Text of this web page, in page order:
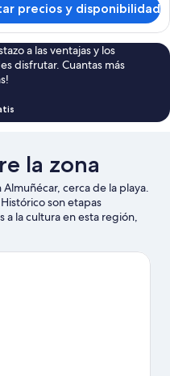
precios y disponibilidad
a las ventajas y los
disfrutar. Cuantas más
la zona
cerca de la playa.
son etapas
a la cultura en esta región,
deportivo Marina del
a Acuario de